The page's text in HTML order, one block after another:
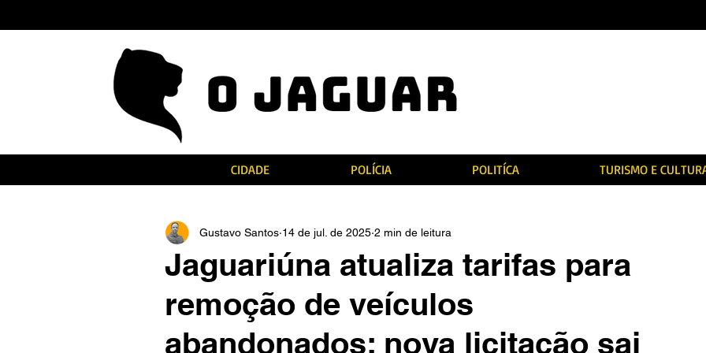
CIDADE POLÍCIA POLITÍCA TURISMO E
Jaguariúna atualiza tarifas para
remoção de veículos
abandonados; nova licitação sai
Gustavo Santos 14 de jul. de 2025 2 min de leitura